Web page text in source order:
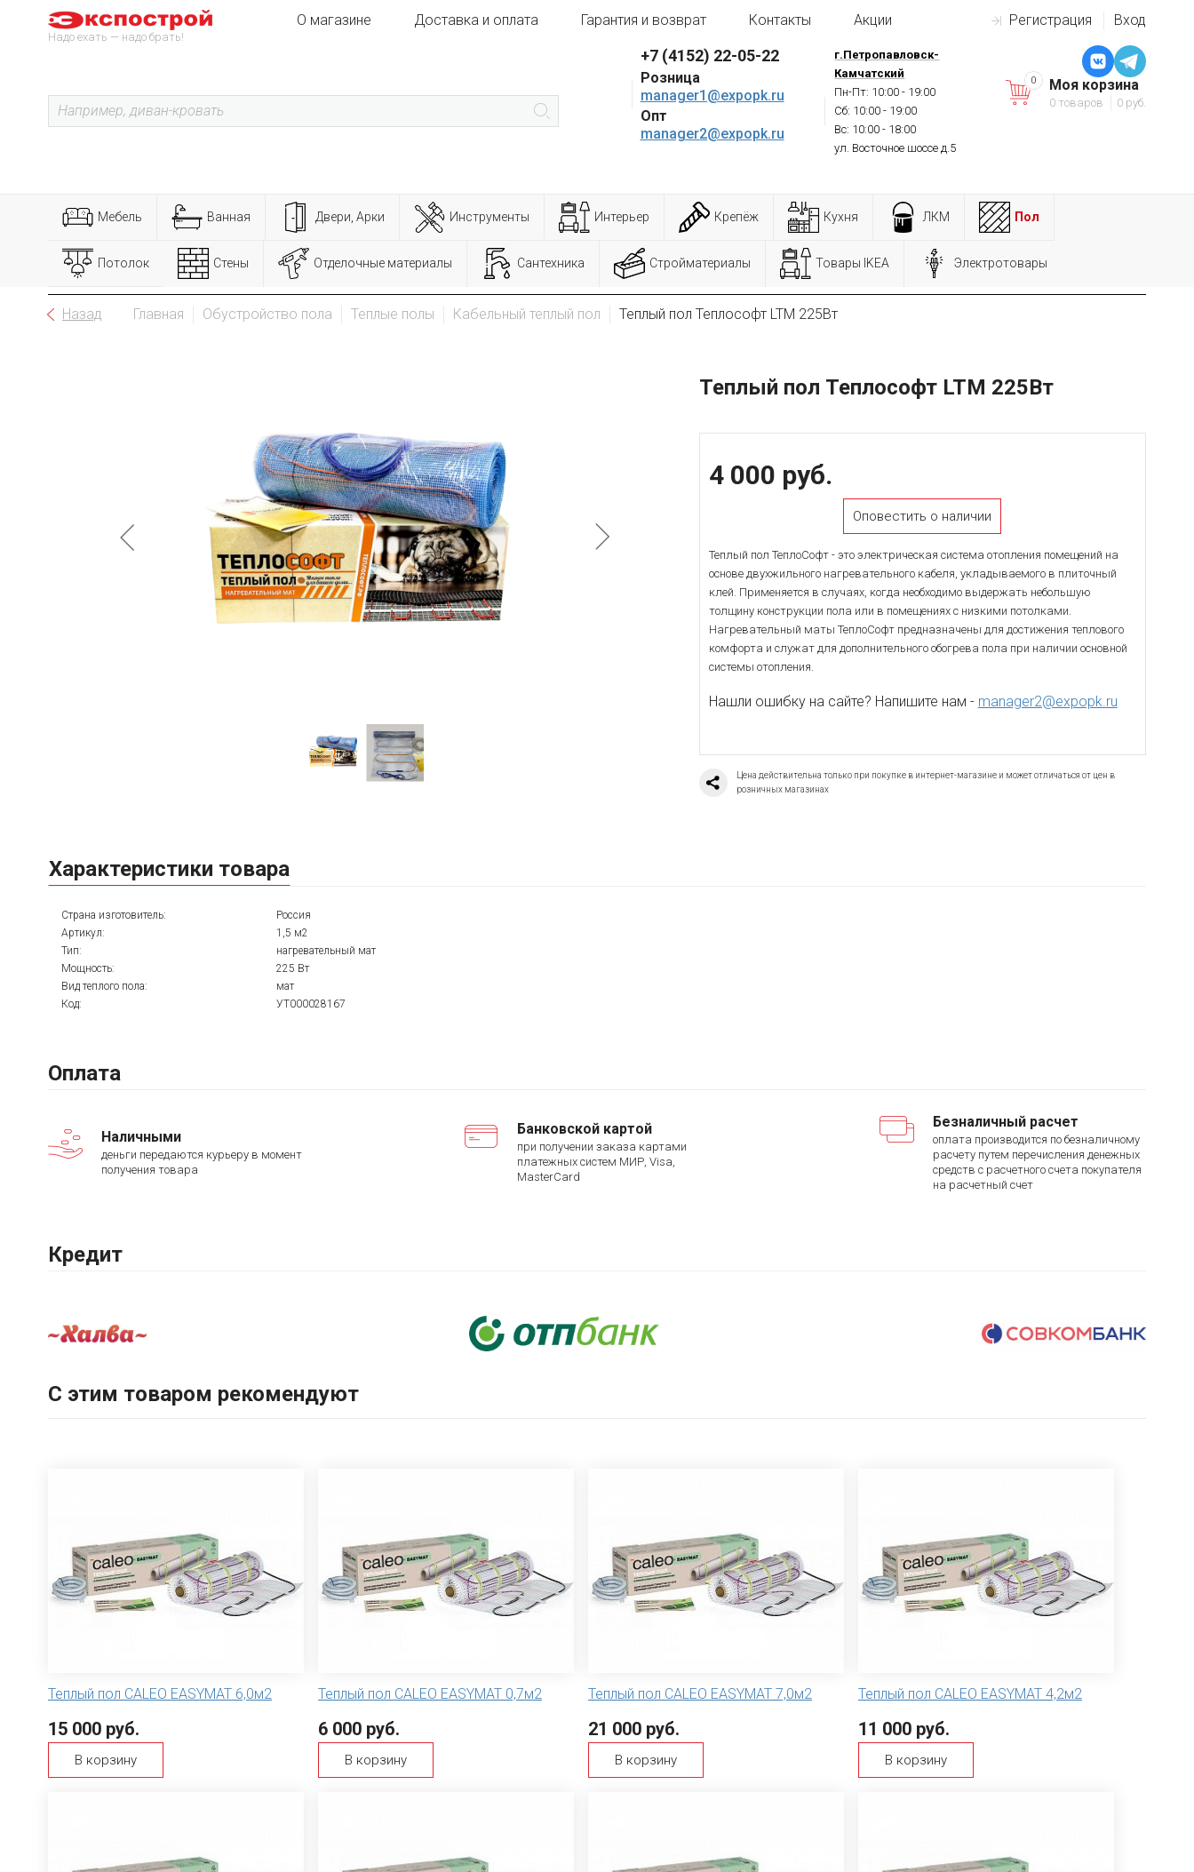
Надо ехать — надо брать!
Регистрация Вход
О магазине Доставка и оплата Гарантия и возврат Контакты Акции
+7 (4152) 22-05-22
Розница
manager1@expopk.ru
Опт
manager2@expopk.ru
г.Петропавловск-
Камчатский
Пн-Пт: 10:00 - 19:00
Сб: 10:00 - 19:00
Вс: 10:00 - 18:00
ул. Восточное шоссе д.5
Моя корзина
0 товаров 0 руб.
0
Мебель Ванная Двери, Арки Инструменты Интерьер Крепёж Кухня ЛКМ Пол
Потолок Стены Отделочные материалы Сантехника Стройматериалы Товары IKEA Электротовары
Назад Главная Обустройство пола Теплые полы Кабельный теплый пол Теплый пол Теплософт LTM 225Вт
Теплый пол Теплософт LTM 225Вт
4 000 руб.
Оповестить о наличии
Теплый пол ТеплоСофт - это электрическая система отопления помещений на
основе двухжильного нагревательного кабеля, укладываемого в плиточный
клей. Применяется в случаях, когда необходимо выдержать небольшую
толщину конструкции пола или в помещениях с низкими потолками.
Нагревательный маты ТеплоСофт предназначены для достижения теплового
комфорта и служат для дополнительного обогрева пола при наличии основной
системы отопления.
Нашли ошибку на сайте? Напишите нам - manager2@expopk.ru
Цена действительна только при покупке в интернет-магазине и может отличаться от цен в
розничных магазинах
Характеристики товара
Страна изготовитель:
Россия
Артикул:
1,5 м2
Тип:
нагревательный мат
Мощность:
225 Вт
Вид теплого пола:
мат
Код:
УТ000028167
Оплата
Наличными
деньги передаются курьеру в момент
получения товара
Банковской картой
при получении заказа картами
платежных систем МИР, Visa,
MasterCard
Безналичный расчет
оплата производится по безналичному
расчету путем перечисления денежных
средств с расчетного счета покупателя
на расчетный счет
Кредит
С этим товаром рекомендуют
Теплый пол CALEO EASYMAT 6,0м2
15 000 руб.
В корзину
Теплый пол CALEO EASYMAT 0,7м2
6 000 руб.
В корзину
Теплый пол CALEO EASYMAT 7,0м2
21 000 руб.
В корзину
Теплый пол CALEO EASYMAT 4,2м2
11 000 руб.
В корзину